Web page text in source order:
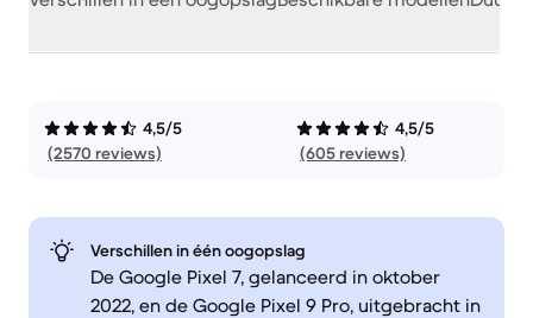
4,5/5
(2570 reviews)
4,5/5
(605 reviews)
Verschillen in één oogopslag
De Google Pixel 7, gelanceerd in oktober
2022, en de Google Pixel 9 Pro, uitgebracht in